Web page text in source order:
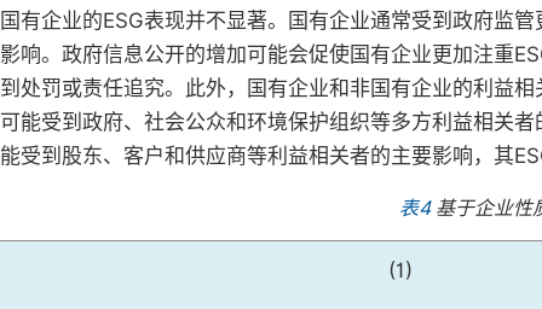
国有企业的ESG表现并不显著。国有企业通常受到政府监
影响。政府信息公开的增加可能会促使国有企业更加注重
到处罚或责任追究。此外，国有企业和非国有企业的利益
可能受到政府、社会公众和环境保护组织等多方利益相关
能受到股东、客户和供应商等利益相关者的主要影响，其
表4基于企业性
(1)